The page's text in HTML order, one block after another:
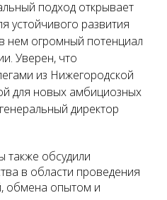
подход открывает
устойчивого развития
нем огромный потенциал
Уверен, что
из Нижегородской
для новых амбициозных
директор
также обсудили
в области проведения
обмена опытом и